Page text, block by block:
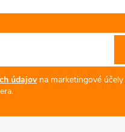
údajovna marketingové účely